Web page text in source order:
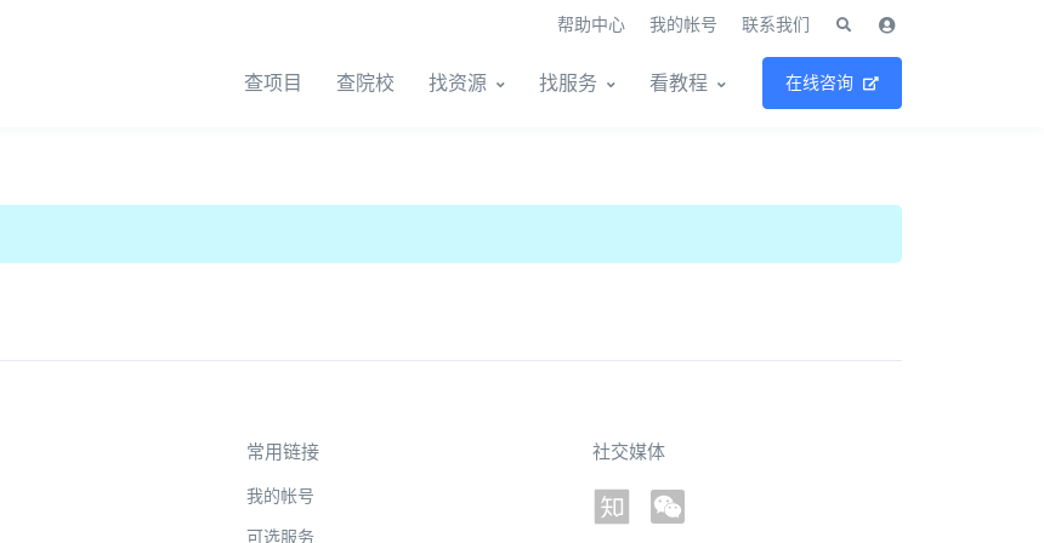
帮助中心 我的帐号 联系我们
查项目 查院校 找资源 找服务 看教程 在线咨询
常用链接
我的帐号
可选服务
社交媒体